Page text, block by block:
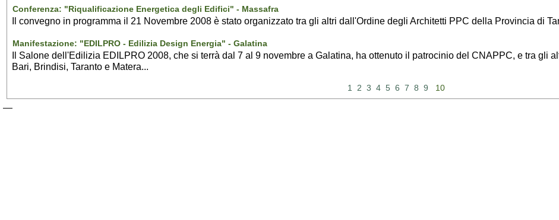
Conferenza: "Riqualificazione Energetica degli Edifici" - Massafra
Il convegno in programma il 21 Novembre 2008 è stato organizzato tra gli altri dall'Ordine degli Architetti PPC della Provincia di
Manifestazione: "EDILPRO - Edilizia Design Energia" - Galatina
Il Salone dell'Edilizia EDILPRO 2008, che si terrà dal 7 al 9 novembre a Galatina, ha ottenuto il patrocinio del CNAPPC, e tra gli
Bari, Brindisi, Taranto e Matera...
1 2 3 4 5 6 7 8 9 10